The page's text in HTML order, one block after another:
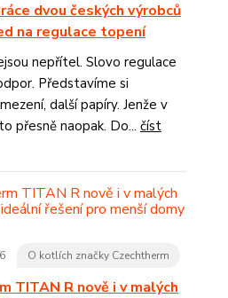
dvou českých výrobců
na regulace topení
nepřítel. Slovo regulace
Představíme si
další papíry. Jenže v
přesně naopak. Do... číst
O kotlích značky Czechtherm
TITAN R nově i v malých